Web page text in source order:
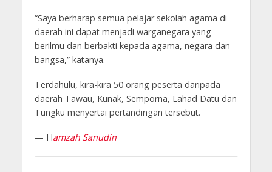
“Saya berharap semua pelajar sekolah agama di
daerah ini dapat menjadi warganegara yang
berilmu dan berbakti kepada agama, negara dan
bangsa,” katanya.
Terdahulu, kira-kira 50 orang peserta daripada
daerah Tawau, Kunak, Semporna, Lahad Datu dan
Tungku menyertai pertandingan tersebut.
— Hamzah Sanudin